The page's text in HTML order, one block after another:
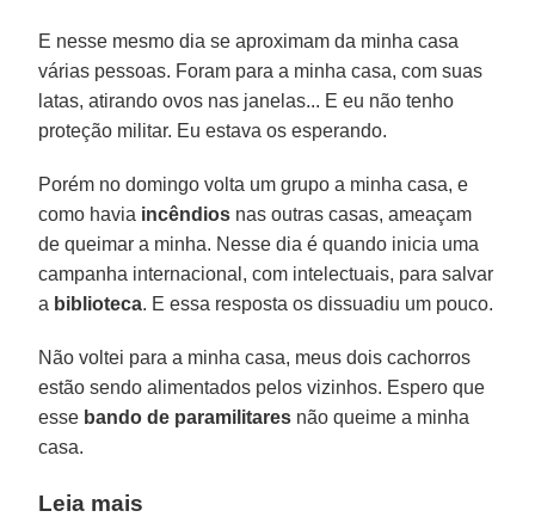
E nesse mesmo dia se aproximam da minha casa
várias pessoas. Foram para a minha casa, com suas
latas, atirando ovos nas janelas... E eu não tenho
proteção militar. Eu estava os esperando.
Porém no domingo volta um grupo a minha casa, e
como havia incêndios nas outras casas, ameaçam
de queimar a minha. Nesse dia é quando inicia uma
campanha internacional, com intelectuais, para salvar
a biblioteca. E essa resposta os dissuadiu um pouco.
Não voltei para a minha casa, meus dois cachorros
estão sendo alimentados pelos vizinhos. Espero que
esse bando de paramilitares não queime a minha
casa.
Leia mais